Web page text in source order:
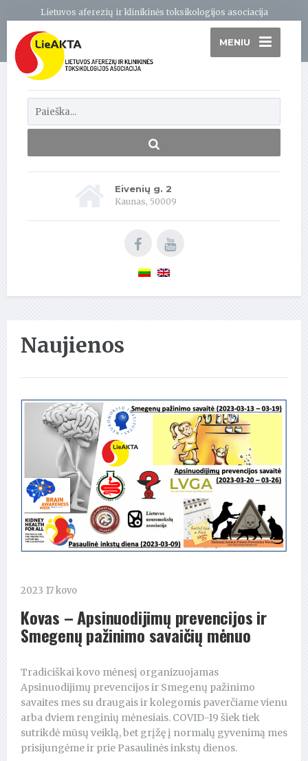
Lietuvos aferezių ir klinikinės toksikologijos asociacija
MENIU
Eivenių g. 2
Kaunas, 50009
Naujienos
2023 17 kovo
Kovas – Apsinuodijimų prevencijos ir
Smegenų pažinimo savaičių mėnuo
Tradiciškai kovo mėnesį organizuojamas
Apsinuodijimų prevencijos ir Smegenų pažinimo
savaites mes su draugais ir kolegomis paverčiame vienu
arba dviem renginių mėnesiais. COVID-19 šiek tiek
sutrikdė mūsų veiklą, bet grįžę į normalų gyvenimą mes
prisijungėme ir prie Pasaulinės inkstų dienos.